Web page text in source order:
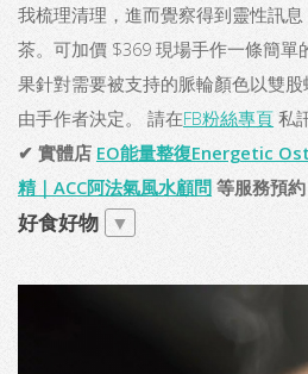
我梳理清理，進而覺察得到靈性訊
茶。可加價 $369 現場手作一條簡單
果針對需要被支持的脈輪顏色以雙
由手作者決定。 請在FB粉絲專頁 私
✔ 實體店 EO能量整復Energetic
精｜ACC阿法氣風水顧問 等服務預約
好食好物 ▼